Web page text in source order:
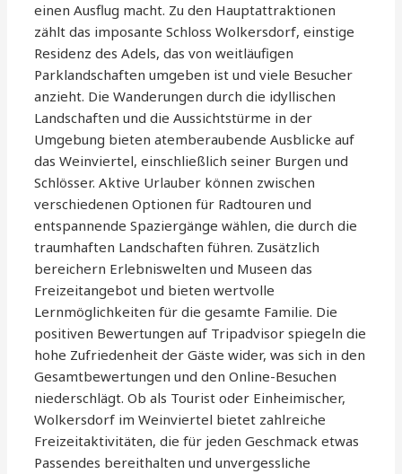
einen Ausflug macht. Zu den Hauptattraktionen
zählt das imposante Schloss Wolkersdorf, einstige
Residenz des Adels, das von weitläufigen
Parklandschaften umgeben ist und viele Besucher
anzieht. Die Wanderungen durch die idyllischen
Landschaften und die Aussichtstürme in der
Umgebung bieten atemberaubende Ausblicke auf
das Weinviertel, einschließlich seiner Burgen und
Schlösser. Aktive Urlauber können zwischen
verschiedenen Optionen für Radtouren und
entspannende Spaziergänge wählen, die durch die
traumhaften Landschaften führen. Zusätzlich
bereichern Erlebniswelten und Museen das
Freizeitangebot und bieten wertvolle
Lernmöglichkeiten für die gesamte Familie. Die
positiven Bewertungen auf Tripadvisor spiegeln die
hohe Zufriedenheit der Gäste wider, was sich in den
Gesamtbewertungen und den Online-Besuchen
niederschlägt. Ob als Tourist oder Einheimischer,
Wolkersdorf im Weinviertel bietet zahlreiche
Freizeitaktivitäten, die für jeden Geschmack etwas
Passendes bereithalten und unvergessliche